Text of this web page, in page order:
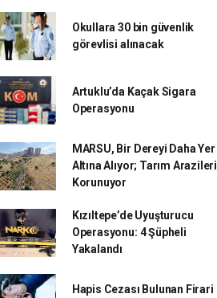
Okullara 30 bin güvenlik
görevlisi alınacak
Artuklu’da Kaçak Sigara
Operasyonu
MARSU, Bir Dereyi Daha Yer
Altına Alıyor; Tarım Arazileri
Korunuyor
Kızıltepe’de Uyuşturucu
Operasyonu: 4 Şüpheli
Yakalandı
Hapis Cezası Bulunan Firari